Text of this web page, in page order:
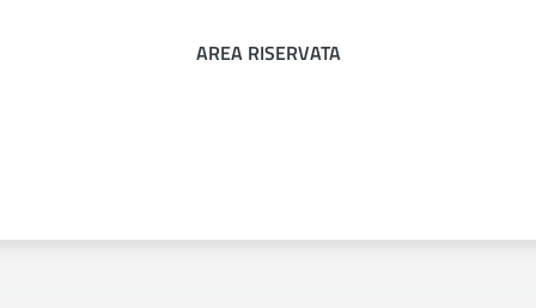
AREA RISERVATA